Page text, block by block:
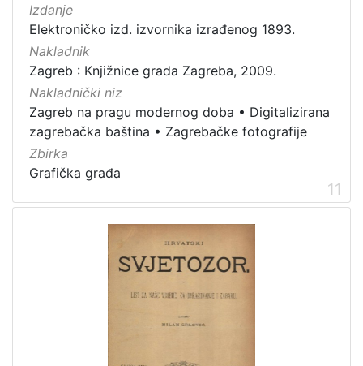
Izdanje
Elektroničko izd. izvornika izrađenog 1893.
Nakladnik
Zagreb : Knjižnice grada Zagreba, 2009.
Nakladnički niz
Zagreb na pragu modernog doba • Digitalizirana
zagrebačka baština • Zagrebačke fotografije
Zbirka
Grafička građa
11